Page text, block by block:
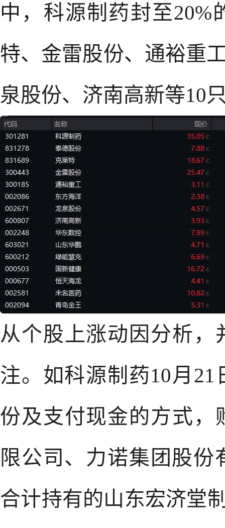
中，科源制药封至
特、金雷股份、通裕重
泉股份、济南高新等10
从个股上涨动因分析
注。如科源制药10月
份及支付现金的方式，
限公司、力诺集团股份
合计持有的山东宏济堂